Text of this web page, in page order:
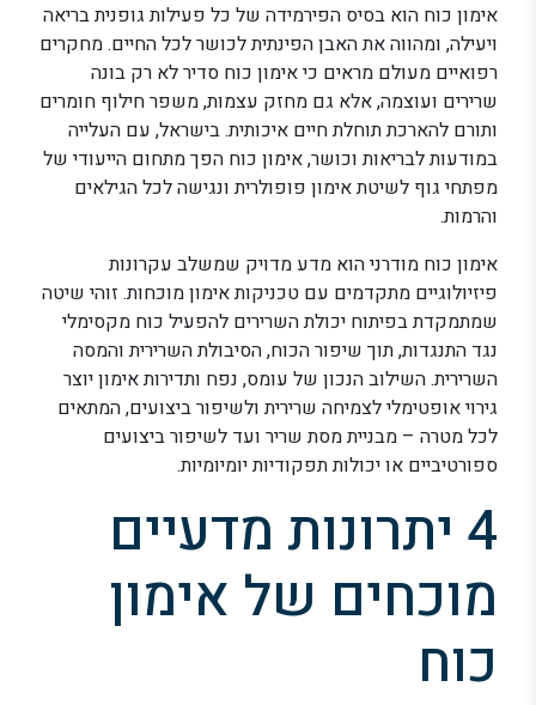
אימון כוח הוא בסיס הפירמידה של כל פעילות גופנית בריאה
ויעילה, ומהווה את האבן הפינתית לכושר לכל החיים. מחקרים
רפואיים מעולם מראים כי אימון כוח סדיר לא רק בונה
שרירים ועוצמה, אלא גם מחזק עצמות, משפר חילוף חומרים
ותורם להארכת תוחלת חיים איכותית. בישראל, עם העלייה
במודעות לבריאות וכושר, אימון כוח הפך מתחום הייעודי של
מפתחי גוף לשיטת אימון פופולרית ונגישה לכל הגילאים
והרמות.
אימון כוח מודרני הוא מדע מדויק שמשלב עקרונות
פיזיולוגיים מתקדמים עם טכניקות אימון מוכחות. זוהי שיטה
שמתמקדת בפיתוח יכולת השרירים להפעיל כוח מקסימלי
נגד התנגדות, תוך שיפור הכוח, הסיבולת השרירית והמסה
השרירית. השילוב הנכון של עומס, נפח ותדירות אימון יוצר
גירוי אופטימלי לצמיחה שרירית ולשיפור ביצועים, המתאים
לכל מטרה – מבניית מסת שריר ועד לשיפור ביצועים
ספורטיביים או יכולות תפקודיות יומיומיות.
4 יתרונות מדעיים
מוכחים של אימון
כוח